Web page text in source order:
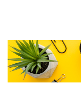
Wholesale
Exporter/Importer